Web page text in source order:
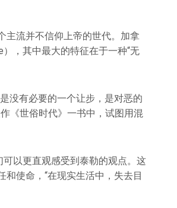
主流并不信仰上帝的世代。加拿
），其中最大的特征在于一种“无
没有必要的一个让步，是对恶的
《世俗时代》一书中，试图用混
以更直观感受到泰勒的观点。这
使命，“在现实生活中，失去目